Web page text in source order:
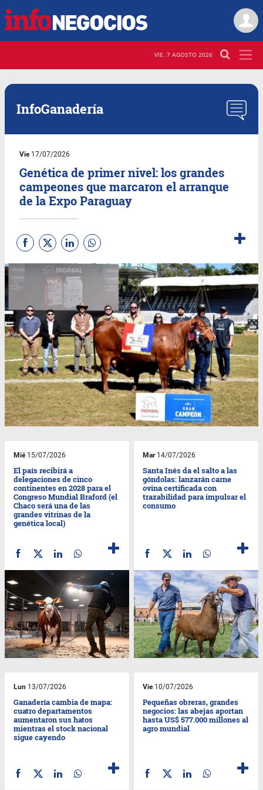
VIE. 7 AGOSTO 2026
InfoGanadería
Vie17/07/2026
Genética de primer nivel: los grandes
campeones que marcaron el arranque
de la Expo Paraguay
Mié15/07/2026
El país recibirá a
delegaciones de cinco
continentes en 2028 para el
Congreso Mundial Braford (el
Chaco será una de las
grandes vitrinas de la
genética local)
Mar14/07/2026
Santa Inés da el salto a las
góndolas: lanzarán carne
ovina certificada con
trazabilidad para impulsar el
consumo
Lun 13/07/2026
Ganadería cambia de mapa:
cuatro departamentos
aumentaron sus hatos
mientras el stock nacional
sigue cayendo
Vie10/07/2026
Pequeñas obreras, grandes
negocios: las abejas aportan
hasta US$ 577.000 millones al
agro mundial